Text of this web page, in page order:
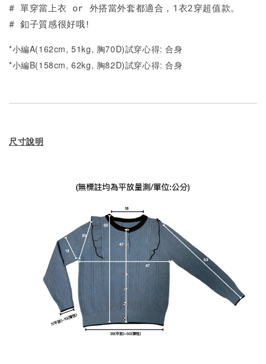
# 單穿當上衣 or 外搭當外套都適合，1衣2穿超值款。
# 釦子質感很好哦!
*小編A(162cm, 51kg, 胸70D)試穿心得: 合身
*小編B(158cm, 62kg, 胸82D)試穿心得: 合身
尺寸說明